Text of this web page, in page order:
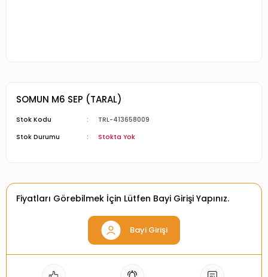
SOMUN M6 SEP (TARAL)
Stok Kodu
TRL-413658009
Stok Durumu
Stokta Yok
Fiyatları Görebilmek İçin Lütfen Bayi Girişi Yapınız.
Bayi Girişi